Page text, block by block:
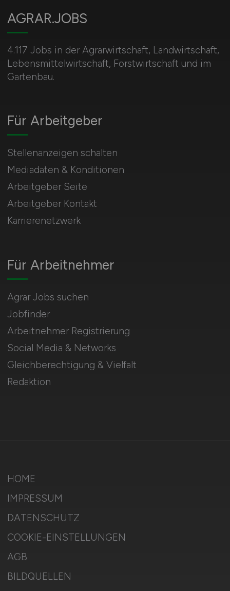
AGRAR.JOBS
4.117 Jobs in der Agrarwirtschaft, Landwirtschaft,
Lebensmittelwirtschaft, Forstwirtschaft und im
Gartenbau.
Für Arbeitnehmer
Agrar Jobs suchen
Jobfinder
Arbeitnehmer Registrierung
Social Media & Networks
Gleichberechtigung & Vielfalt
Redaktion
Für Arbeitgeber
Stellenanzeigen schalten
Mediadaten & Konditionen
Arbeitgeber Seite
Arbeitgeber Kontakt
Karrierenetzwerk
HOME
IMPRESSUM
DATENSCHUTZ
COOKIE-EINSTELLUNGEN
AGB
BILDQUELLEN